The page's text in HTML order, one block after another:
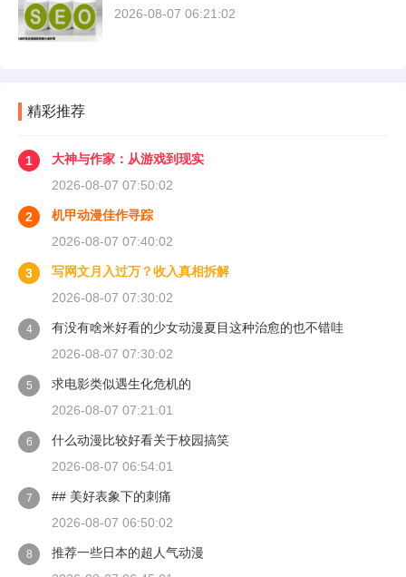
2026-08-07 06:21:02
精彩推荐
1
大神与作家：从游戏到现实
2026-08-07 07:50:02
2
机甲动漫佳作寻踪
2026-08-07 07:40:02
3
写网文月入过万？收入真相拆解
2026-08-07 07:30:02
4
有没有啥米好看的少女动漫夏目这种治愈的也不错哇
2026-08-07 07:30:02
5
求电影类似遇生化危机的
2026-08-07 07:21:01
6
什么动漫比较好看关于校园搞笑
2026-08-07 06:54:01
7
## 美好表象下的刺痛
2026-08-07 06:50:02
8
推荐一些日本的超人气动漫